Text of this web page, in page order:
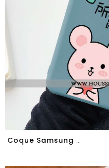
Coque Samsung Galaxy S8 Protection Délavé En Daim Amour Tendance Net Rouge Créatif Bleu